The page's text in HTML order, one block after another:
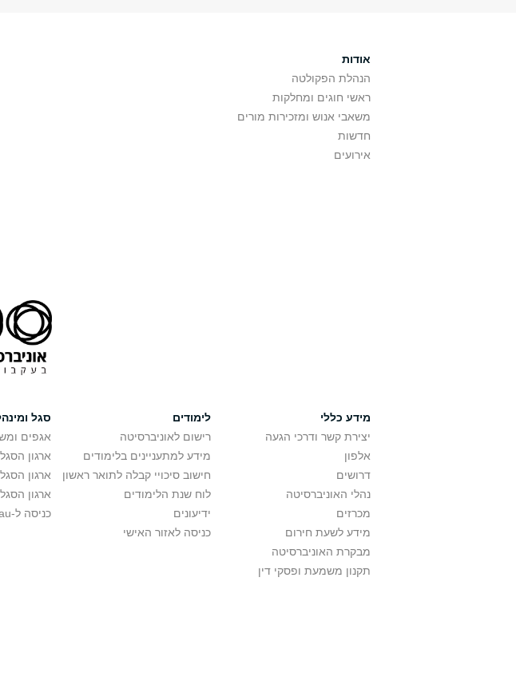
אודות
הנהלת הפקולטה
ראשי חוגים ומחלקות
משאבי אנוש ומזכירות מורים
חדשות
אירועים
מידע כללי
יצירת קשר ודרכי הגעה
אלפון
דרושים
נהלי האוניברסיטה
מכרזים
מידע לשעת חירום
מבקרת האוניברסיטה
תקנון משמעת ופסקי דין
לימודים
רישום לאוניברסיטה
מידע למתעניינים בלימודים
חישוב סיכויי קבלה לתואר ראשון
לוח שנת הלימודים
ידיעונים
כניסה לאזור האישי
סגל
אגפים
ארגון
ארגון
ארגון
כניסה ל-My Tau